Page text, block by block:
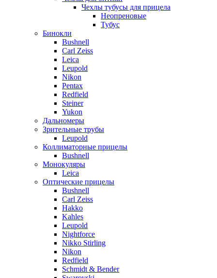
Чехлы тубусы для прицела
Неопреновые
Тубус
Бинокли
Bushnell
Carl Zeiss
Leica
Leupold
Nikon
Pentax
Redfield
Steiner
Yukon
Дальномеры
Зрительные трубы
Leupold
Коллиматорные прицелы
Bushnell
Монокуляры
Leica
Оптические прицелы
Bushnell
Carl Zeiss
Hakko
Kahles
Leupold
Nightforce
Nikko Stirling
Nikon
Redfield
Schmidt & Bender